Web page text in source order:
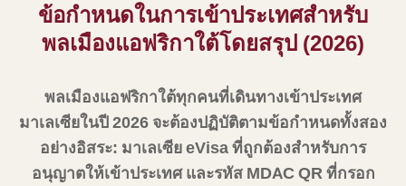
ข้อกำหนดในการเข้าประเทศสำหรับ
พลเมืองแอฟริกาใต้โดยสรุป (2026)
พลเมืองแอฟริกาใต้ทุกคนที่เดินทางเข้าประเทศ
มาเลเซียในปี 2026 จะต้องปฏิบัติตามข้อกำหนดทั้งสอง
อย่างอิสระ: มาเลเซีย eVisa ที่ถูกต้องสำหรับการ
อนุญาตให้เข้าประเทศ และรหัส MDAC QR ที่กรอก